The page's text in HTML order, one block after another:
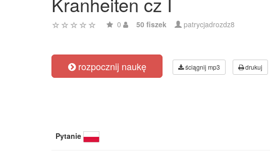
0 50 fiszek patrycjadrozdz8
rozpocznij naukę ściągnij mp3 drukuj
Pytanie